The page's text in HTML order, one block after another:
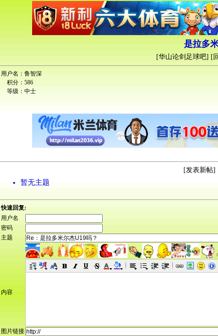
是拉多
[华山论剑足球吧] [
用户名： 鲁智深
积分： 586
等级： 中士
[发表新帖]
暂无主题
快速回复:
用户名
密码
主题
内容
图片链接